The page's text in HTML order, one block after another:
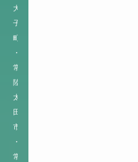
大
子
町
・
常
陸
太
田
市
・
常